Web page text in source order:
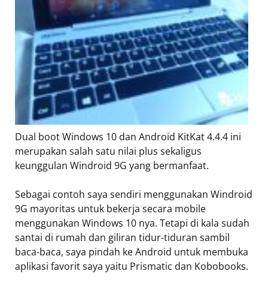
Dual boot Windows 10 dan Android KitKat 4.4.4 ini
merupakan salah satu nilai plus sekaligus
keunggulan Windroid 9G yang bermanfaat.
Sebagai contoh saya sendiri menggunakan Windroid
9G mayoritas untuk bekerja secara mobile
menggunakan Windows 10 nya. Tetapi di kala sudah
santai di rumah dan giliran tidur-tiduran sambil
baca-baca, saya pindah ke Android untuk membuka
aplikasi favorit saya yaitu Prismatic dan Kobobooks.